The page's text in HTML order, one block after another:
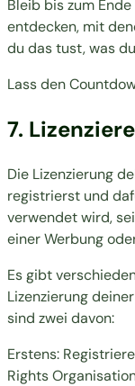
Bleib bis zum
entdecken, mit
du das tust, was
Lass den
7.
Die Lizenzierung
registrierst und
verwendet wird,
einer Werbung
Es gibt
Lizenzierung
sind zwei davon:
Erstens:
Rights